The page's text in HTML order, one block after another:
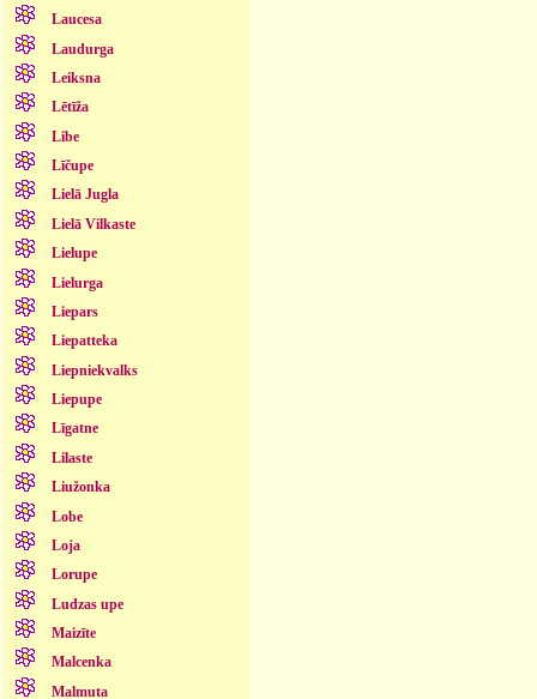
Laucesa
Laudurga
Leiksna
Lētīža
Libe
Līčupe
Lielā Jugla
Lielā Vilkaste
Lielupe
Lielurga
Liepars
Liepatteka
Liepniekvalks
Liepupe
Līgatne
Lilaste
Liužonka
Lobe
Loja
Lorupe
Ludzas upe
Maizīte
Malcenka
Malmuta